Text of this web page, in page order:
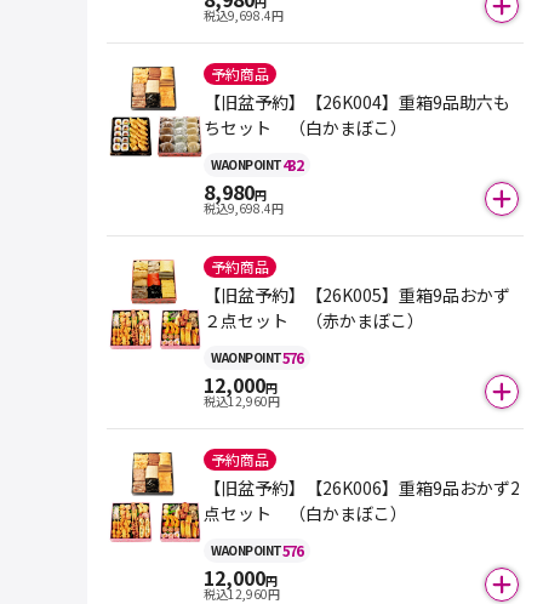
税込9,698.4円
予約商品
【旧盆予約】【26K004】重箱9品助六も
ちセット （白かまぼこ）
WAONPOINT432
8,980円
税込9,698.4円
予約商品
【旧盆予約】【26K005】重箱9品おかず
２点セット （赤かまぼこ）
WAONPOINT576
12,000円
税込12,960円
予約商品
【旧盆予約】【26K006】重箱9品おかず2
点セット （白かまぼこ）
WAONPOINT576
12,000円
税込12,960円